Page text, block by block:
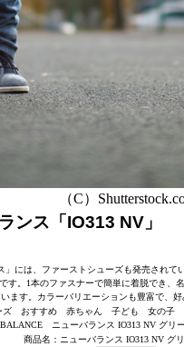
（C）
ンス「IO313 NV」
には、ファーストシューズも発売されて
す。1本のファスナーで簡単に着脱でき、
います。カラーバリエーションも豊富で、好
商品名：ニューバランス IO313 NV グ